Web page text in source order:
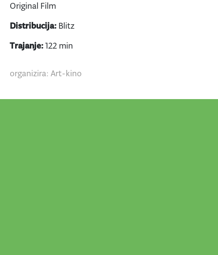
Original Film
Distribucija: Blitz
Trajanje:122 min
organizira: Art-kino